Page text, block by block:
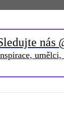
nás
umělci,